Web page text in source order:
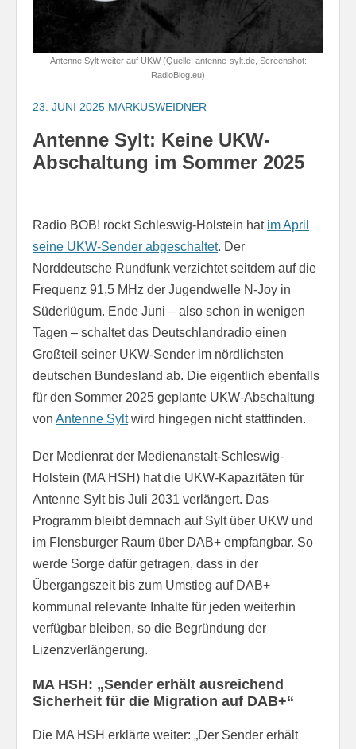
Antenne Sylt weiter auf UKW (Quelle: antenne-sylt.de, Screenshot:
RadioBlog.eu)
23. JUNI 2025 MARKUSWEIDNER
Antenne Sylt: Keine UKW-
Abschaltung im Sommer 2025
Radio BOB! rockt Schleswig-Holstein hat im April
seine UKW-Sender abgeschaltet. Der
Norddeutsche Rundfunk verzichtet seitdem auf die
Frequenz 91,5 MHz der Jugendwelle N-Joy in
Süderlügum. Ende Juni – also schon in wenigen
Tagen – schaltet das Deutschlandradio einen
Großteil seiner UKW-Sender im nördlichsten
deutschen Bundesland ab. Die eigentlich ebenfalls
für den Sommer 2025 geplante UKW-Abschaltung
von Antenne Syltwird hingegen nicht stattfinden.
Der Medienrat der Medienanstalt-Schleswig-
Holstein (MA HSH) hat die UKW-Kapazitäten für
Antenne Sylt bis Juli 2031 verlängert. Das
Programm bleibt demnach auf Sylt über UKW und
im Flensburger Raum über DAB+ empfangbar. So
werde Sorge dafür getragen, dass in der
Übergangszeit bis zum Umstieg auf DAB+
kommunal relevante Inhalte für jeden weiterhin
verfügbar bleiben, so die Begründung der
Lizenzverlängerung.
MA HSH: „Sender erhält ausreichend
Sicherheit für die Migration auf DAB+“
Die MA HSH erklärte weiter: „Der Sender erhält